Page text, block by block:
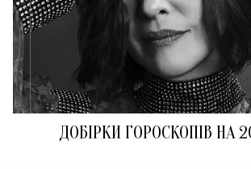
ДОБІРКИ ГОРОСКОПІВ НА